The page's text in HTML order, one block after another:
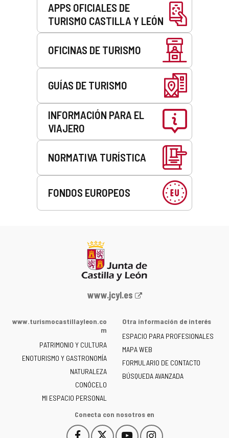
APPS OFICIALES DE
TURISMO CASTILLA Y LEÓN
OFICINAS DE TURISMO
GUÍAS DE TURISMO
INFORMACIÓN PARA EL
VIAJERO
NORMATIVA TURÍSTICA
FONDOS EUROPEOS
Portal
la
de
Castilla
y
León
-
www.jcyl.es
www.turismocastillayleon.co
m
PATRIMONIO Y CULTURA
ENOTURISMO Y GASTRONOMÍA
NATURALEZA
CONÓCELO
MI ESPACIO PERSONAL
Otra información de interés
ESPACIO PARA PROFESIONALES
MAPA WEB
FORMULARIO DE CONTACTO
BÚSQUEDA AVANZADA
Conecta con nosotros en
Facebook YouTubeInstagram